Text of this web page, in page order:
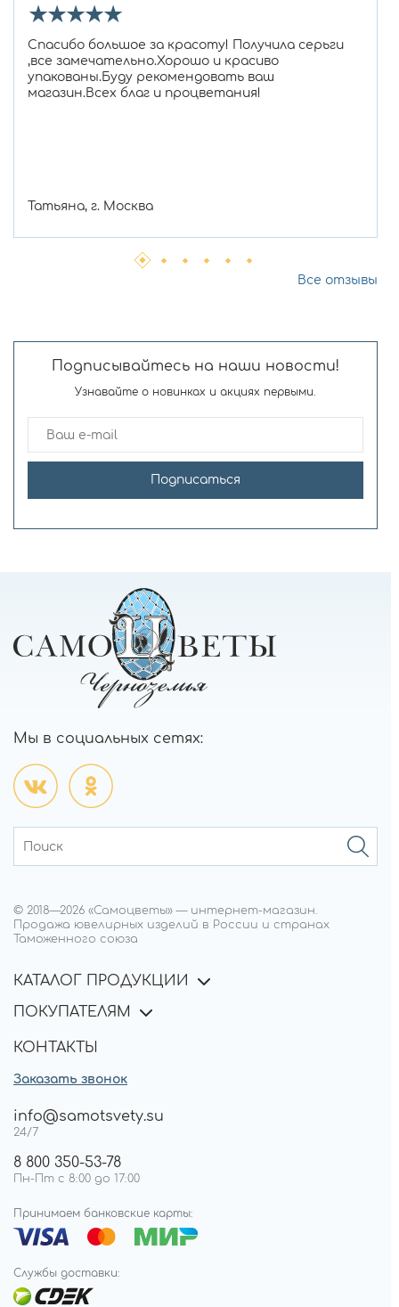
★★★★★
Спасибо большое за красоту! Получила серьги
,все замечательно.Хорошо и красиво
упакованы.Буду рекомендовать ваш
магазин.Всех благ и процветания!
Татьяна, г. Москва
Все отзывы
Подписывайтесь на наши новости!
Узнавайте о новинках и акциях первыми.
Подписаться
Мы в социальных сетях:
© 2018—2026 «Самоцветы» — интернет-магазин.
Продажа ювелирных изделий в России и странах
Таможенного союза
КАТАЛОГ ПРОДУКЦИИ
ПОКУПАТЕЛЯМ
КОНТАКТЫ
Заказать звонок
info@samotsvety.su
24/7
8 800 350-53-78
Пн-Пт с 8:00 до 17:00
Принимаем банковские карты:
Службы доставки: